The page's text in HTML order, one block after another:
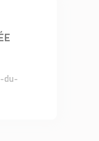
du-